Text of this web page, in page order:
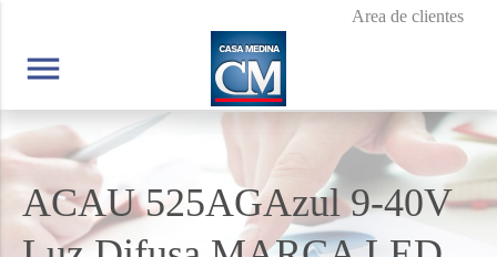
Area de clientes
menu
ACAU 525AGAzul 9-40V